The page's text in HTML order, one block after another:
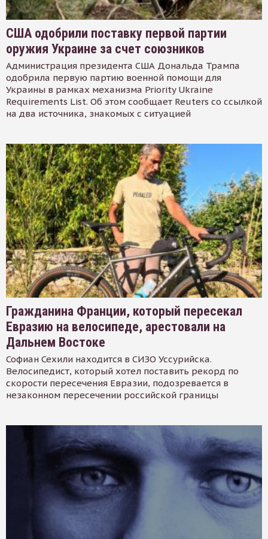
США одобрили поставку первой партии
оружия Украине за счет союзников
Администрация президента США Дональда Трампа
одобрила первую партию военной помощи для
Украины в рамках механизма Priority Ukraine
Requirements List. Об этом сообщает Reuters со ссылкой
на два источника, знакомых с ситуацией
Гражданина Франции, который пересекал
Евразию на велосипеде, арестовали на
Дальнем Востоке
Софиан Сехили находится в СИЗО Уссурийска.
Велосипедист, который хотел поставить рекорд по
скорости пересечения Евразии, подозревается в
незаконном пересечении российской границы